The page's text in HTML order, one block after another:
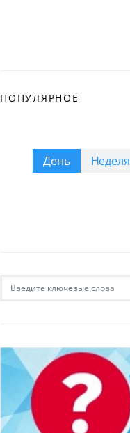
ПОПУЛЯРНОЕ
День Неделя
Искать: